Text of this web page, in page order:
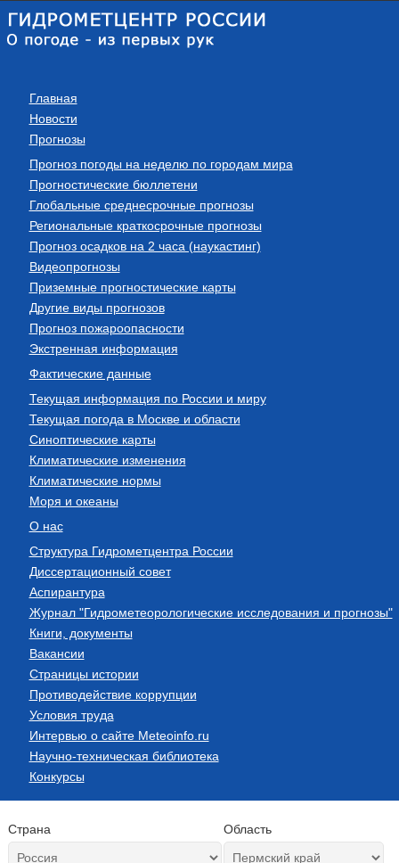
Главная
Новости
Прогнозы
Прогноз погоды на неделю по городам мира
Прогностические бюллетени
Глобальные среднесрочные прогнозы
Региональные краткосрочные прогнозы
Прогноз осадков на 2 часа (наукастинг)
Видеопрогнозы
Приземные прогностические карты
Другие виды прогнозов
Прогноз пожароопасности
Экстренная информация
Фактические данные
Текущая информация по России и миру
Текущая погода в Москве и области
Синоптические карты
Климатические изменения
Климатические нормы
Моря и океаны
О нас
Структура Гидрометцентра России
Диссертационный совет
Аспирантура
Журнал "Гидрометеорологические исследования и прогнозы"
Книги, документы
Вакансии
Страницы истории
Противодействие коррупции
Условия труда
Интервью о сайте Meteoinfo.ru
Научно-техническая библиотека
Конкурсы
Страна Область